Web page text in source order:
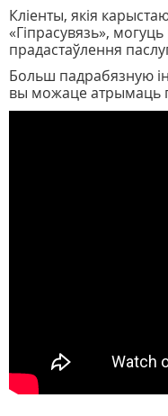
Кліенты, якія
«Гіпрасувязь»,
прадастаўлення
Больш падрабязную
вы можаце атрымаць